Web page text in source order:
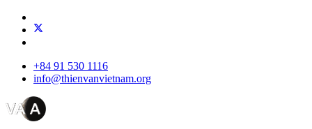
+84 91 530 1116
info@thienvanvietnam.org